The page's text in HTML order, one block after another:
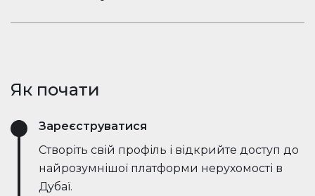
швидшими та ефективнішими, ніж будь-коли.
запитання, діліться оголошеннями та отримуйте
одному місці.
Як почати
Зареєструватися
Створіть свій профіль і відкрийте доступ до
найрозумнішої платформи нерухомості в
Дубаї.